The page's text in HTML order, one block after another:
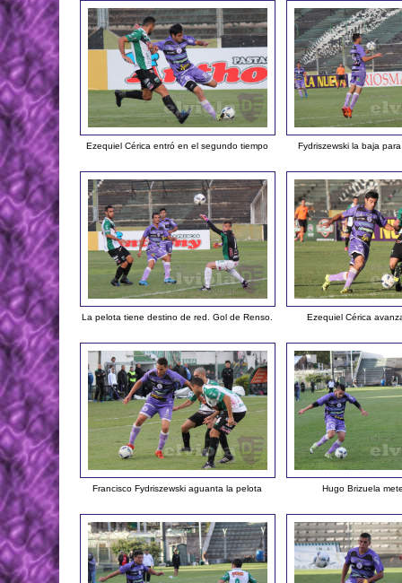
Ezequiel Cérica entró en el segundo tiempo Fydriszewski la baja
La pelota tiene destino de red. Gol de Renso. Ezequiel Cérica
Francisco Fydriszewski aguanta la pelota Hugo Brizuela